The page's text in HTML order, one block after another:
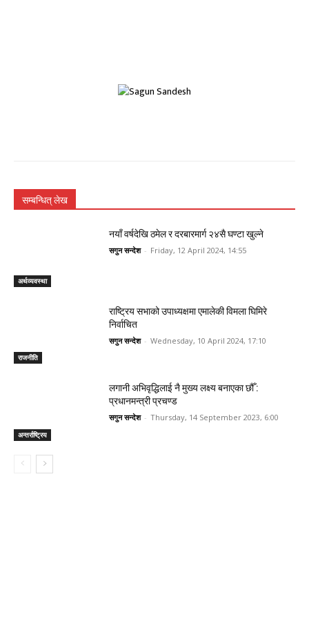
सम्बन्धित् लेख
अर्थव्यवस्था
नयाँ वर्षदेखि ठमेल र दरबारमार्ग २४सै घण्टा खुल्ने
सगुन सन्देश - Friday, 12 April 2024, 14:55
राजनीति
राष्ट्रिय सभाको उपाध्यक्षमा एमालेकी विमला घिमिरे
निर्वाचित
सगुन सन्देश - Wednesday, 10 April 2024, 17:10
अन्तर्राष्ट्रिय
लगानी अभिवृद्धिलाई नै मुख्य लक्ष्य बनाएका छौँ :
प्रधानमन्त्री प्रचण्ड
सगुन सन्देश - Thursday, 14 September 2023, 6:00